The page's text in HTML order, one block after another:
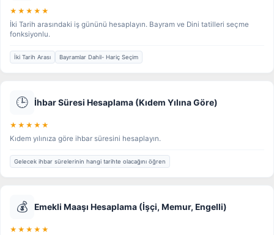
★★★★★
İki Tarih arasındaki iş gününü hesaplayın. Bayram ve Dini tatilleri seçme
fonksiyonlu.
İki Tarih Arası Bayramlar Dahil- Hariç Seçim
🕒 İhbar Süresi Hesaplama (Kıdem Yılına Göre)
★★★★★
Kıdem yılınıza göre ihbar süresini hesaplayın.
Gelecek ihbar sürelerinin hangi tarihte olacağını öğren
💰 Emekli Maaşı Hesaplama (İşçi, Memur, Engelli)
★★★★★